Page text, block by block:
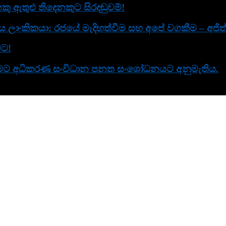
ඇතුළු තිදෙනකුට සිරදඬුවම්!
ලාංකිකයා: රජයේ මැදිහත්වීම සහ අපේ වගකීම –
අධිකරණ සංවිධාන පනත සංශෝධනයට අනුමැතිය.